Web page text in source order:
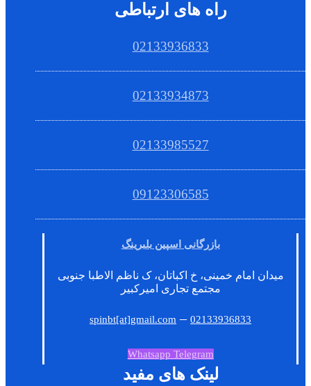
راه های ارتباطی
02133936833
02133934873
02133985527
09123306585
بازرگانی اسپین بلبرینگ
میدان امام خمینی، خ اکباتان، ک ناظم الاطبا جنوبی
مجتمع تجاری امیرکبیر
spinbt[at]gmail.com –02133936833
Whatsapp Telegram
لینک های مفید